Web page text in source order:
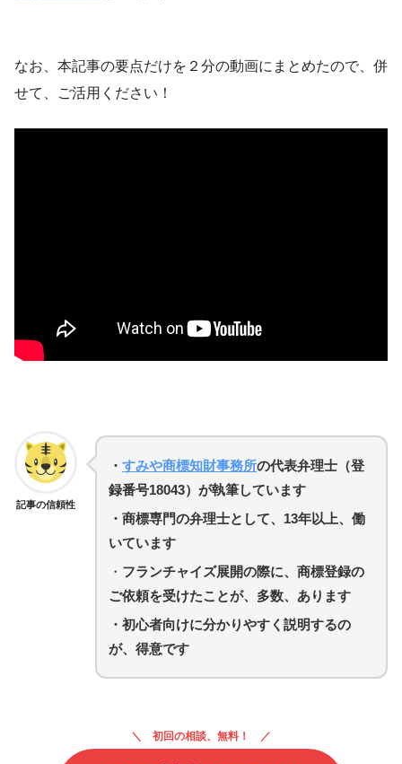
なお、本記事の要点だけを２分の動画にまとめたので、併
せて、ご活用ください！
記事の信頼性
・ すみや商標知財事務所の代表弁理士（登
録番号18043）が執筆しています
・商標専門の弁理士として、13年以上、働
いています
・ フランチャイズ展開の際に、商標登録の
ご依頼を受けたことが、多数、あります
・初心者向けに分かりやすく説明するの
が、得意です
初回の相談、無料！